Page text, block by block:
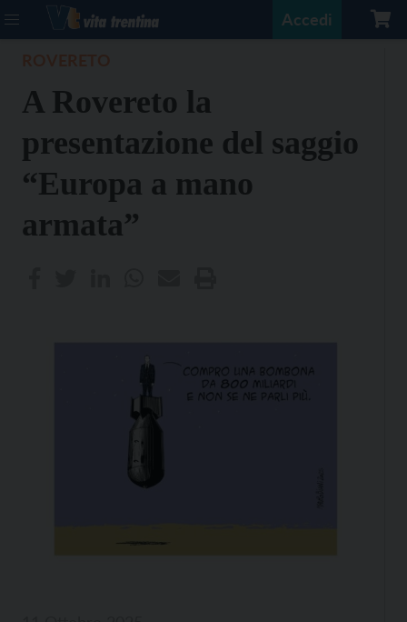
Accedi
A Rovereto la
presentazione del saggio
“Europa a mano
armata”